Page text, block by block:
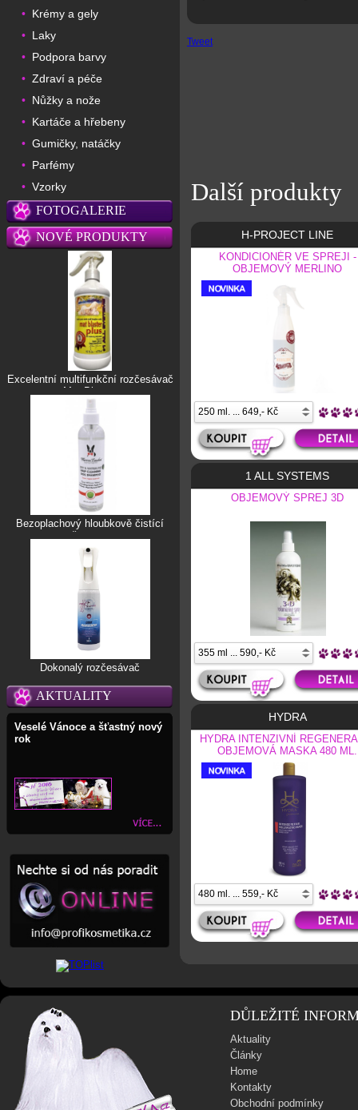
• Krémy a gely
• Laky
• Podpora barvy
• Zdraví a péče
• Nůžky a nože
• Kartáče a hřebeny
• Gumičky, natáčky
• Parfémy
• Vzorky
FOTOGALERIE
NOVÉ PRODUKTY
Excelentní multifunkční rozčesávač
Mat Blaster
Bezoplachový hloubkově čistící
šampon
Dokonalý rozčesávač
AKTUALITY
Veselé Vánoce a šťastný nový
rok
Tweet
Další produkty
H-PROJECT LINE
KONDICIONÉR VE SPREJI -
OBJEMOVÝ MERLINO
1 ALL SYSTEMS
OBJEMOVÝ SPREJ 3D
HYDRA
HYDRA INTENZIVNÍ
OBJEMOVÁ MASKA 480 ML.
DŮLEŽITÉ
Aktuality
Články
Home
Kontakty
Obchodní podmínky